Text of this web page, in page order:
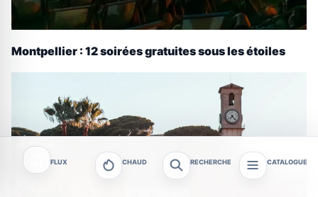
Montpellier : 12 soirées gratuites sous les étoiles
FLUX CHAUD RECHERCHE CATALOGUE